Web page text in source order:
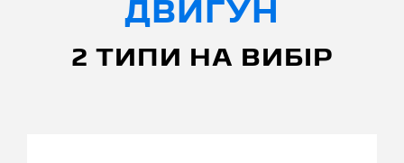
ДВИГУН
2 ТИПИ НА ВИБІР